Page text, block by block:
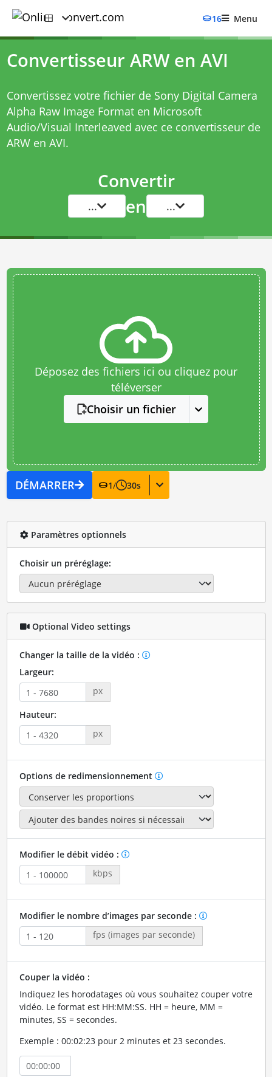
16 Menu
Convertisseur ARW en AVI
Convertissez votre fichier de Sony Digital Camera
Alpha Raw Image Format en Microsoft
Audio/Visual Interleaved avec ce convertisseur de
ARW en AVI.
Convertir
... en ...
Déposez des fichiers ici ou cliquez pour
téléverser
Choisir un fichier
DÉMARRER 1/ 30s
Paramètres optionnels
Choisir un préréglage:
Optional Video settings
Changer la taille de la vidéo :
Largeur:
px
Hauteur:
px
Options de redimensionnement
Modifier le débit vidéo :
kbps
Modifier le nombre d’images par seconde :
fps (images par seconde)
Couper la vidéo :
Indiquez les horodatages où vous souhaitez couper votre
vidéo. Le format est HH:MM:SS. HH = heure, MM =
minutes, SS = secondes.
Exemple : 00:02:23 pour 2 minutes et 23 secondes.